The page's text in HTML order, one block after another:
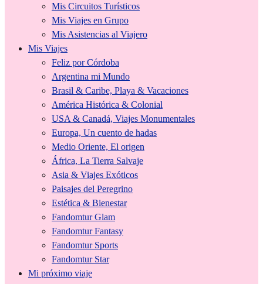
Mis Circuitos Turísticos
Mis Viajes en Grupo
Mis Asistencias al Viajero
Mis Viajes
Feliz por Córdoba
Argentina mi Mundo
Brasil & Caribe, Playa & Vacaciones
América Histórica & Colonial
USA & Canadá, Viajes Monumentales
Europa, Un cuento de hadas
Medio Oriente, El origen
África, La Tierra Salvaje
Asia & Viajes Exóticos
Paisajes del Peregrino
Estética & Bienestar
Fandomtur Glam
Fandomtur Fantasy
Fandomtur Sports
Fandomtur Star
Mi próximo viaje